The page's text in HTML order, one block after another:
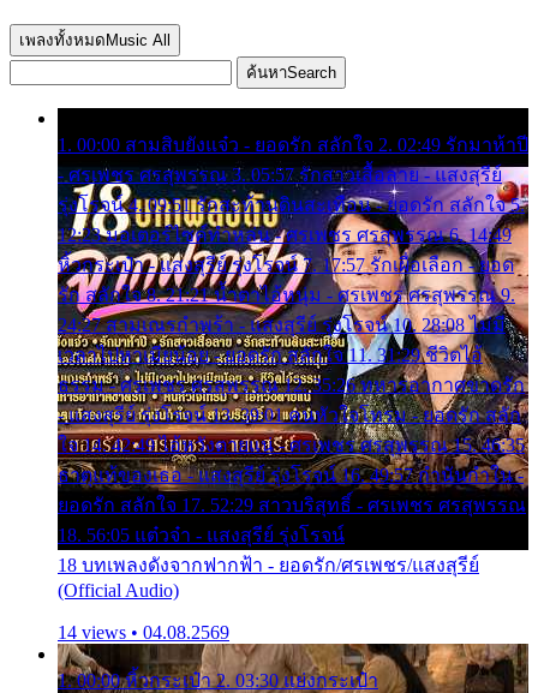
เพลงทั้งหมด Music All
ค้นหาSearch
1. 00:00 สามสิบยังแจ๋ว - ยอดรัก สลักใจ 2. 02:49 รักมาห้าปี
- ศรเพชร ศรสุพรรณ 3. 05:57 รักสาวเสื้อลาย - แสงสุรีย์
รุ่งโรจน์ 4. 09:51 รักสะท้านดินสะเทือน - ยอดรัก สลักใจ 5.
12:23 มอเตอร์ไซค์ทำหล่น - ศรเพชร ศรสุพรรณ 6. 14:49
หิ้วกระเป๋า - แสงสุรีย์ รุ่งโรจน์ 7. 17:57 รักเผื่อเลือก - ยอด
รัก สลักใจ 8. 21:21 น้ำตาไอ้หนุ่ม - ศรเพชร ศรสุพรรณ 9.
24:27 สามเณรกำพร้า - แสงสุรีย์ รุ่งโรจน์ 10. 28:08 ไม่มี
เวลาไปหาเมียน้อย - ยอดรัก สลักใจ 11. 31:29 ชีวิตไอ้
ธรรม - ศรเพชร ศรสุพรรณ 12. 35:26 ทหารอากาศขาดรัก
- แสงสุรีย์ รุ่งโรจน์ 13. 39:01 คนหัวใจโทรม - ยอดรัก สลัก
ใจ 14. 42:49 ไอ้หวังตายแน่ - ศรเพชร ศรสุพรรณ 15. 46:35
ธาตุแท้ของเธอ - แสงสุรีย์ รุ่งโรจน์ 16. 49:57 กำนันกำใน -
ยอดรัก สลักใจ 17. 52:29 สาวบริสุทธิ์ - ศรเพชร ศรสุพรรณ
18. 56:05 แต๋วจ๋า - แสงสุรีย์ รุ่งโรจน์
18 บทเพลงดังจากฟากฟ้า - ยอดรัก/ศรเพชร/แสงสุรีย์
(Official Audio)
14 views • 04.08.2569
1. 00:00 หิ้วกระเป๋า 2. 03:30 แย่งกระเป๋า